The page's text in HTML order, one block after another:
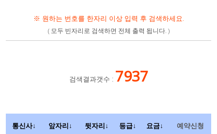
※ 원하는 번호를 한자리 이상 입력 후 검색하세요.
( 모두 빈자리로 검색하면 전체 출력 됩니다. )
검색결과갯수 : 7937
통신사↓ 앞자리↓ 뒷자리↓ 등급↓ 요금↓ 예약신청